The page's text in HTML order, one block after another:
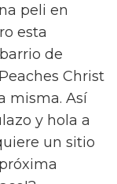
peli en
esta
de
Christ
misma. Así
y hola a
un sitio